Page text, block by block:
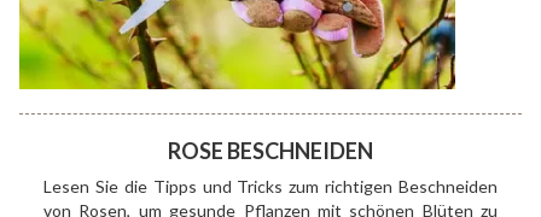
ROSE BESCHNEIDEN
Lesen Sie die Tipps und Tricks zum richtigen Beschneiden
von Rosen, um gesunde Pflanzen mit schönen Blüten zu